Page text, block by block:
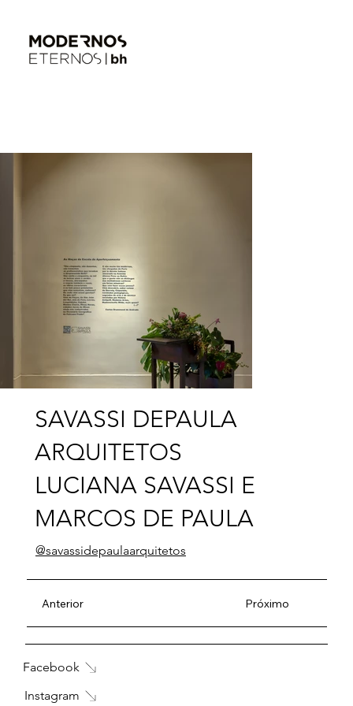
SAVASSI DEPAULA
ARQUITETOS
LUCIANA SAVASSI E
MARCOS DE PAULA
@savassidepaulaarquitetos
Anterior Próximo
Facebook
Instagram